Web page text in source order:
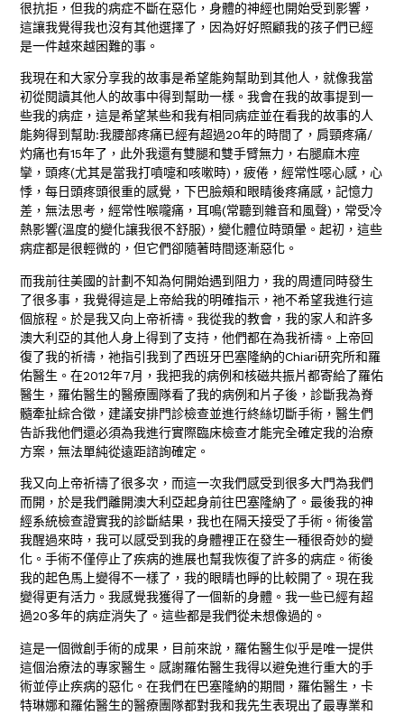
很抗拒，但我的病症不斷在惡化，身體的神經也開始受到影響，
這讓我覺得我也沒有其他選擇了，因為好好照顧我的孩子們已經
是一件越來越困難的事。
我現在和大家分享我的故事是希望能夠幫助到其他人，就像我當
初從閱讀其他人的故事中得到幫助一樣。我會在我的故事提到一
些我的病症，這是希望某些和我有相同病症並在看我的故事的人
能夠得到幫助:我腰部疼痛已經有超過20年的時間了，肩頸疼痛/
灼痛也有15年了，此外我還有雙腿和雙手臂無力，右腿麻木痙
攣，頭疼(尤其是當我打噴嚏和咳嗽時)，疲倦，經常性噁心感，心
悸，每日頭疼頭很重的感覺，下巴臉頰和眼睛後疼痛感，記憶力
差，無法思考，經常性喉嚨痛，耳鳴(常聽到雜音和風聲)，常受冷
熱影響(溫度的變化讓我很不舒服)，變化體位時頭暈。起初，這些
病症都是很輕微的，但它們卻隨著時間逐漸惡化。
而我前往美國的計劃不知為何開始遇到阻力，我的周遭同時發生
了很多事，我覺得這是上帝給我的明確指示，祂不希望我進行這
個旅程。於是我又向上帝祈禱。我從我的教會，我的家人和許多
澳大利亞的其他人身上得到了支持，他們都在為我祈禱。上帝回
復了我的祈禱，祂指引我到了西班牙巴塞隆納的Chiari研究所和羅
佑醫生。在2012年7月，我把我的病例和核磁共振片都寄給了羅佑
醫生，羅佑醫生的醫療團隊看了我的病例和片子後，診斷我為脊
髓牽扯綜合徵，建議安排門診檢查並進行終絲切斷手術，醫生們
告訴我他們還必須為我進行實際臨床檢查才能完全確定我的治療
方案，無法單純從遠距諮詢確定。
我又向上帝祈禱了很多次，而這一次我們感受到很多大門為我們
而開，於是我們離開澳大利亞起身前往巴塞隆納了。最後我的神
經系統檢查證實我的診斷結果，我也在隔天接受了手術。術後當
我醒過來時，我可以感受到我的身體裡正在發生一種很奇妙的變
化。手術不僅停止了疾病的進展也幫我恢復了許多的病症。術後
我的起色馬上變得不一樣了，我的眼睛也睜的比較開了。現在我
變得更有活力。我感覺我獲得了一個新的身體。我一些已經有超
過20多年的病症消失了。這些都是我們從未想像過的。
這是一個微創手術的成果，目前來說，羅佑醫生似乎是唯一提供
這個治療法的專家醫生。感謝羅佑醫生我得以避免進行重大的手
術並停止疾病的惡化。在我們在巴塞隆納的期間，羅佑醫生，卡
特琳娜和羅佑醫生的醫療團隊都對我和我先生表現出了最專業和